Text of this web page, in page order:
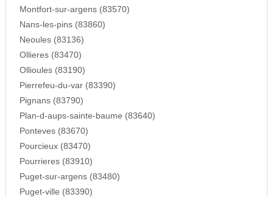
Montfort-sur-argens (83570)
Nans-les-pins (83860)
Neoules (83136)
Ollieres (83470)
Ollioules (83190)
Pierrefeu-du-var (83390)
Pignans (83790)
Plan-d-aups-sainte-baume (83640)
Ponteves (83670)
Pourcieux (83470)
Pourrieres (83910)
Puget-sur-argens (83480)
Puget-ville (83390)